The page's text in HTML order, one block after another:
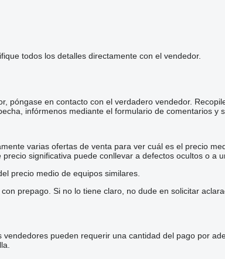
todos los detalles directamente con el vendedor.
póngase en contacto con el verdadero vendedor.
infórmenos mediante el formulario de comentarios y
varias ofertas de venta para ver cuál es el precio
significativa puede conllevar a defectos ocultos o a
precio medio de equipos similares.
prepago. Si no lo tiene claro, no dude en solicitar
pueden requerir una cantidad del pago por